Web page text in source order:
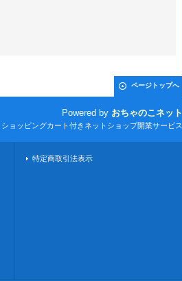
ページトップへ
Powered by おちゃのこネット
ョッピングカート付きネットショップ開業サービス
特定商取引法表示